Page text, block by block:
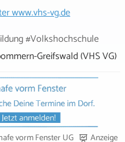
www.vhs-vg.de
#Volkshochschule
Greifswald (VHS VG)
vorm Fenster UG Anzeige